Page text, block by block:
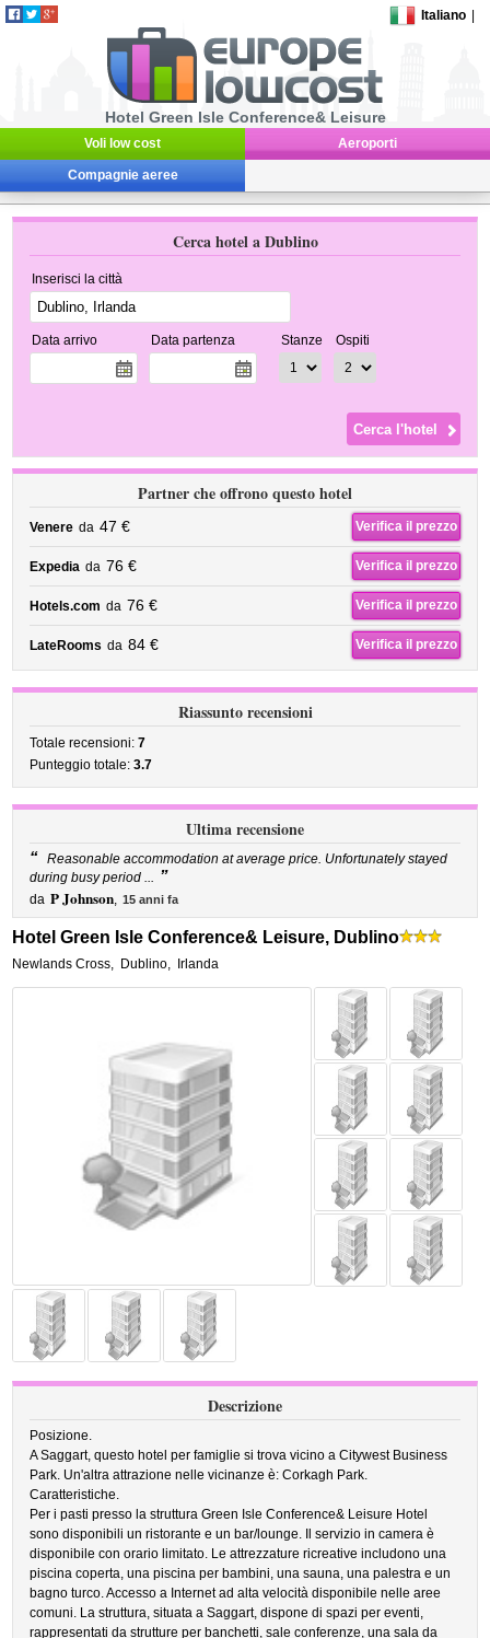
Italiano
Hotel Green Isle Conference& Leisure
Voli low cost Aeroporti
Compagnie aeree
Cerca hotel a Dublino
Inserisci la città
Data arrivo Data partenza Stanze Ospiti
Partner che offrono questo hotel
Venere da 47 € Verifica il prezzo
Expedia da 76 € Verifica il prezzo
Hotels.com da 76 € Verifica il prezzo
LateRooms da 84 € Verifica il prezzo
Riassunto recensioni
Totale recensioni:7
Punteggio totale:3.7
Ultima recensione
“ Reasonable accommodation at average price. Unfortunately stayed
during busy period ... ”
da P Johnson, 15 anni fa
Hotel Green Isle Conference& Leisure, Dublino
Newlands Cross, Dublino, Irlanda
Descrizione
Posizione.
A Saggart, questo hotel per famiglie si trova vicino a Citywest Business
Park. Un'altra attrazione nelle vicinanze è: Corkagh Park.
Caratteristiche.
Per i pasti presso la struttura Green Isle Conference& Leisure Hotel
sono disponibili un ristorante e un bar/lounge. Il servizio in camera è
disponibile con orario limitato. Le attrezzature ricreative includono una
piscina coperta, una piscina per bambini, una sauna, una palestra e un
bagno turco. Accesso a Internet ad alta velocità disponibile nelle aree
comuni. La struttura, situata a Saggart, dispone di spazi per eventi,
rappresentati da strutture per banchetti, sale conferenze, una sala da